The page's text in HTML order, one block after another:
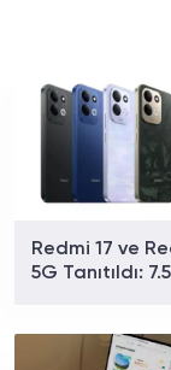
Redmi 17 ve
5G Tanıtıldı: